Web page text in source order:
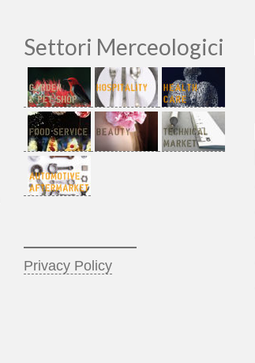
Settori Merceologici
Privacy Policy